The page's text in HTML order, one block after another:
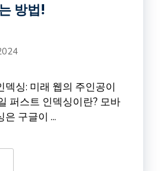
방법!
덱싱: 미래 웹의 주인공이
퍼스트 인덱싱이란? 모바
구글이 ...